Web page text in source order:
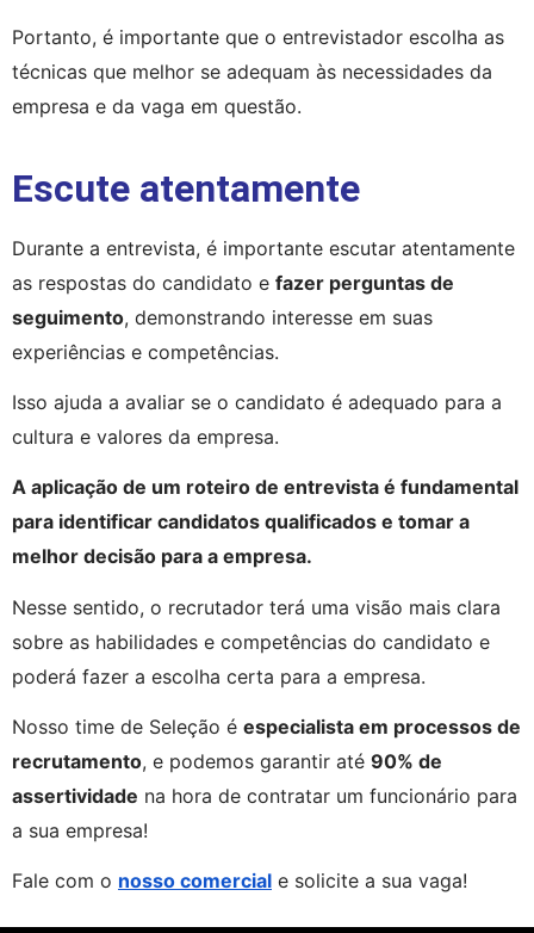
Portanto, é importante que o entrevistador escolha as
técnicas que melhor se adequam às necessidades da
empresa e da vaga em questão.
Escute atentamente
Durante a entrevista, é importante escutar atentamente
as respostas do candidato e fazer perguntas de
seguimento, demonstrando interesse em suas
experiências e competências.
Isso ajuda a avaliar se o candidato é adequado para a
cultura e valores da empresa.
A aplicação de um roteiro de entrevista é fundamental
para identificar candidatos qualificados e tomar a
melhor decisão para a empresa.
Nesse sentido, o recrutador terá uma visão mais clara
sobre as habilidades e competências do candidato e
poderá fazer a escolha certa para a empresa.
Nosso time de Seleção é especialista em processos de
recrutamento, e podemos garantir até 90% de
assertividade na hora de contratar um funcionário para
a sua empresa!
Fale com o nosso comercial e solicite a sua vaga!